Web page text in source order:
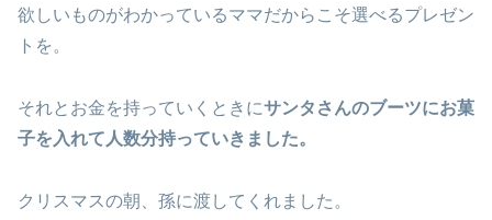
欲しいものがわかっているママだからこそ選べるプレゼン
トを。
それとお金を持っていくときにサンタさんのブーツにお菓
子を入れて人数分持っていきました。
クリスマスの朝、孫に渡してくれました。